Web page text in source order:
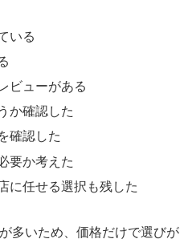
いる
ビューがある
か確認した
確認した
要か考えた
に任せる選択も残した
多いため、価格だけで選びが